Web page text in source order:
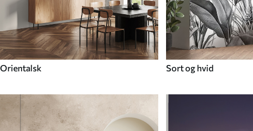
Orientalsk Sort og hvid